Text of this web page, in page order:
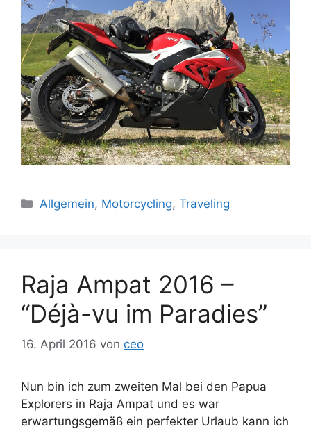
Kategorien
Allgemein, Motorcycling,Traveling
Raja Ampat 2016 –
“Déjà-vu im Paradies”
16. April 2016 von ceo
Nun bin ich zum zweiten Mal bei den Papua
Explorers in Raja Ampat und es war
erwartungsgemäß ein perfekter Urlaub kann ich